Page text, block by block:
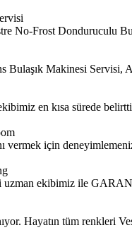
No-Frost Donduruculu
Bulaşık Makinesi
en kısa sürede
vermek için
uzman ekibimiz ile
Hayatın tüm renkleri